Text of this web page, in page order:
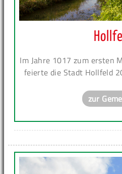
Im Jahre 1017 zum ersten
feierte die Stadt Hollfeld
zur